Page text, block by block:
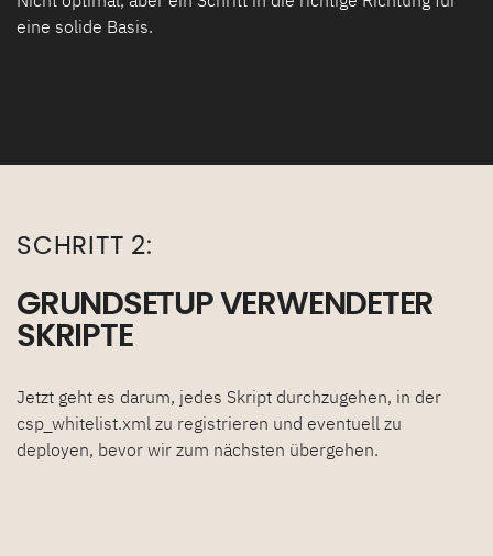
eine solide Basis.
SCHRITT 2:
GRUNDSETUP VERWENDETER
SKRIPTE
Jetzt geht es darum, jedes Skript durchzugehen, in der
csp_whitelist.xml zu registrieren und eventuell zu
deployen, bevor wir zum nächsten übergehen.